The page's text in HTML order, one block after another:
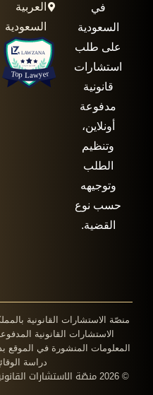
في
السعودية
على طلب
استشارات
قانونية
مدفوعة
أونلاين،
وتنظيم
الطلب
وتوجيهه
حسب نوع
القضية.
العربية
السعودية
منصّة الاستشارات القانونية
الاستشارات القانونية
المعلومات المنشورة في الموقع
دراسة
© 2026
منصّة الاستشارات